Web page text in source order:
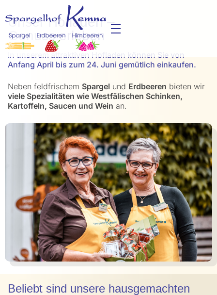
Unser Hofladen –
Genuss erleben
In unserem attraktiven Hofladen können Sie von
Anfang April bis zum 24. Juni gemütlich einkaufen.
Neben feldfrischem Spargel und Erdbeeren bieten wir
viele Spezialitäten wie Westfälischen Schinken,
Kartoffeln, Saucen und Wein an.
Beliebt sind unsere hausgemachten